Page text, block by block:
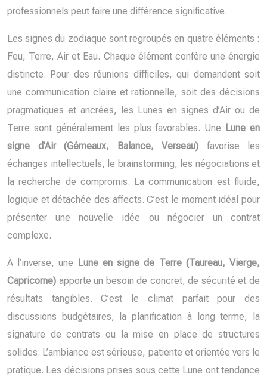
professionnels peut faire une différence significative.
Les signes du zodiaque sont regroupés en quatre éléments :
Feu, Terre, Air et Eau. Chaque élément confère une énergie
distincte. Pour des réunions difficiles, qui demandent soit
une communication claire et rationnelle, soit des décisions
pragmatiques et ancrées, les Lunes en signes d’Air ou de
Terre sont généralement les plus favorables. Une
Lune en
signe d’Air (Gémeaux, Balance, Verseau) favorise les
échanges intellectuels, le brainstorming, les négociations et
la recherche de compromis. La communication est fluide,
logique et détachée des affects. C’est le moment idéal pour
présenter une nouvelle idée ou négocier un contrat
complexe.
À l’inverse, une
Lune en signe de Terre (Taureau, Vierge,
Capricorne) apporte un besoin de concret, de sécurité et de
résultats tangibles. C’est le climat parfait pour des
discussions budgétaires, la planification à long terme, la
signature de contrats ou la mise en place de structures
solides. L’ambiance est sérieuse, patiente et orientée vers le
pratique. Les décisions prises sous cette Lune ont tendance